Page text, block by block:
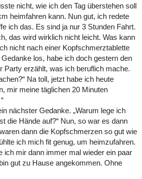
nicht, wie ich den Tag überstehen soll
heimfahren kann. Nun gut, ich redete
ich das. Es sind ja nur 3 Stunden Fahrt.
das wird wirklich nicht leicht. Was kann
nicht nach einer Kopfschmerztablette
los, habe ich doch gestern den
Party erzählt, was ich beruflich mache.
Na toll, jetzt habe ich heute
mir meine täglichen 20 Minuten
nächster Gedanke. „Warum lege ich
die Hände auf?“ Nun, so war es dann
dann die Kopfschmerzen so gut wie
ich mich fit genug, um heimzufahren.
ich mir dann immer mal wieder ein paar
gut zu Hause angekommen. Ohne